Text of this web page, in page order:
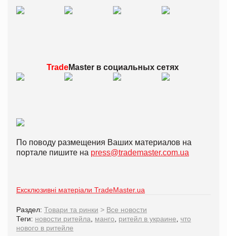
TradeMaster всоциальных сетях
По поводу размещения Ваших материалов на
портале пишите на press@trademaster.com.ua
Ексклюзивні матеріали TradeMaster.ua
Раздел: Товари та ринки > Все новости
Теги: новости ритейла манго ритейл в украине
что
нового в ритейле